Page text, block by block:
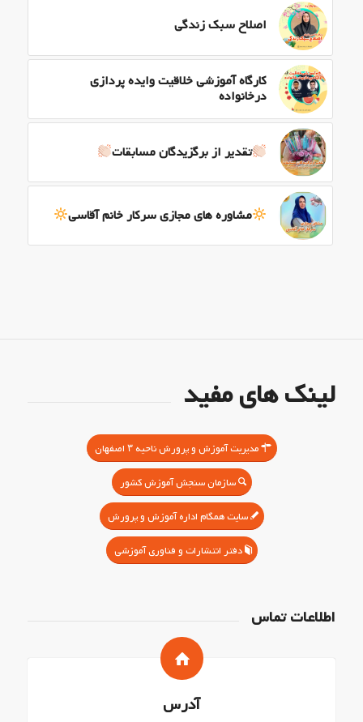
اصلاح سبک زندگی
کارگاه آموزشی خلاقیت وایده پردازی
درخانواده
تقدیر از برگزیدگان مسابقات
مشاوره های مجازی سرکار خانم آقاسی
لینک های مفید
مدیریت آموزش و پرورش ناحیه ۳ اصفهان
سازمان سنجش آموزش کشور
سایت همگام اداره آموزش و پرورش
دفتر انتشارات و فناوری آموزشی
اطلاعات تماس
آدرس